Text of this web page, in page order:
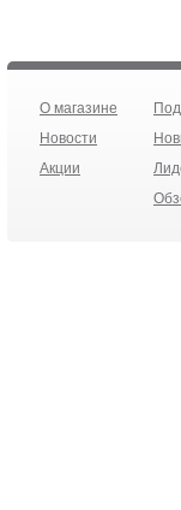
О магазине
Новости
Акции